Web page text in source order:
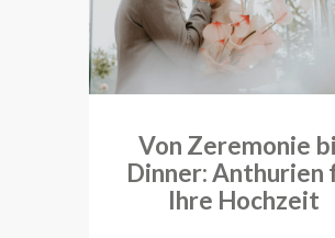
Von Zeremonie
Dinner: Anthurien
Ihre Hochzeit